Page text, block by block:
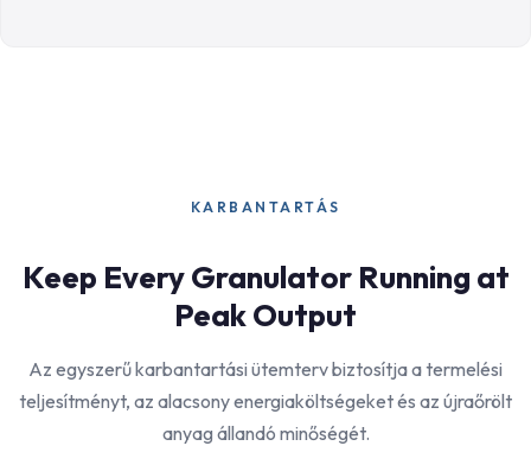
KARBANTARTÁS
Keep Every Granulator Running at
Peak Output
Az egyszerű karbantartási ütemterv biztosítja a termelési
teljesítményt, az alacsony energiaköltségeket és az újraőrölt
anyag állandó minőségét.